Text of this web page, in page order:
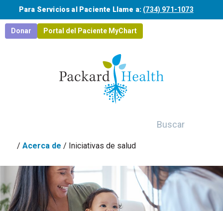
Saltar al contenido principal
Para Servicios al Paciente Llame a: (734) 971-1073
Donar Portal del Paciente MyChart
/ Acerca de / Iniciativas de salud